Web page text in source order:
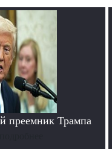
преемник Трампа